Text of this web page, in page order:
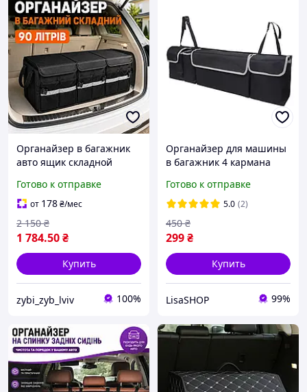
Органайзер в багажник
авто ящик складной
крышкой органайзеры в
машину для вещей и
инструмента 90л для
автомобиля
Готово к отправке
от 178₴/мес
1 784.50₴
2 150 ₴
Купить
zybi_zyb_lviv 100%
Органайзер для машины
в багажник 4 кармана
см х 25 см х 12 см
Готово к отправке
5.0 (2)
299₴
450 ₴
Купить
LisaSHOP 99%